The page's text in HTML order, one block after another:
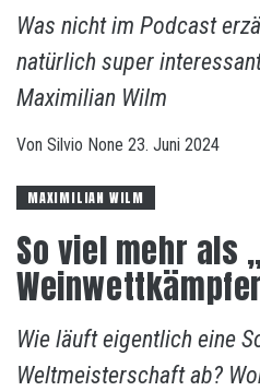
Was nicht im Podcast
natürlich super
Maximilian Wilm
Von Silvio None 23. Juni 2024
MAXIMILIAN WILM
So viel mehr als
Weinwettkämpfer
Wie läuft eigentlich eine
Weltmeisterschaft ab?